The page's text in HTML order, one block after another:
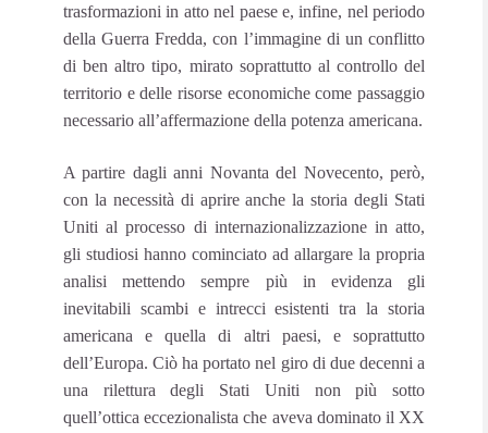
trasformazioni in atto nel paese e, infine, nel periodo
della Guerra Fredda, con l’immagine di un conflitto
di ben altro tipo, mirato soprattutto al controllo del
territorio e delle risorse economiche come passaggio
necessario all’affermazione della potenza americana.
A partire dagli anni Novanta del Novecento, però,
con la necessità di aprire anche la storia degli Stati
Uniti al processo di internazionalizzazione in atto,
gli studiosi hanno cominciato ad allargare la propria
analisi mettendo sempre più in evidenza gli
inevitabili scambi e intrecci esistenti tra la storia
americana e quella di altri paesi, e soprattutto
dell’Europa. Ciò ha portato nel giro di due decenni a
una rilettura degli Stati Uniti non più sotto
quell’ottica eccezionalista che aveva dominato il XX